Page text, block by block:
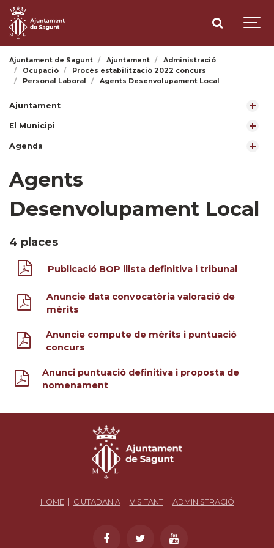
Ajuntament de Sagunt Ajuntament
Administració
Ocupació
Procés estabilització 2022 concurs
Personal Laboral
Agents Desenvolupament Local
Ajuntament
El Municipi
Agenda
Agents
Desenvolupament Local
4 places
Publicació BOP llista definitiva i tribunal
Anuncie data convocatòria valoració de
mèrits
Anuncie compute de mèrits i puntuació
concurs
Anunci puntuació definitiva i proposta de
nomenament
HOME| CIUTADANIA| VISITANT| ADMINISTRACIÓ